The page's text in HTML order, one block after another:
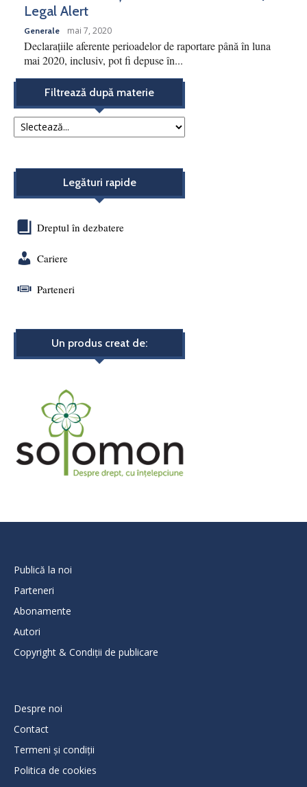
Legal Alert
Generale mai 7, 2020
Declarațiile aferente perioadelor de raportare până în luna
mai 2020, inclusiv, pot fi depuse în...
Filtrează după materie
Legături rapide
Dreptul în dezbatere
Cariere
Parteneri
Un produs creat de:
Publică la noi
Parteneri
Abonamente
Autori
Copyright & Condiții de publicare
Despre noi
Contact
Termeni și condiții
Politica de cookies